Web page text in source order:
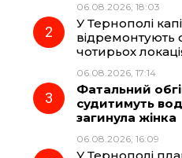
o
k
r
a
m
06.08.2026, 18:03
У Тернополі
відремонтують
чотирьох
06.08.2026, 17:14
Фатальний
судитимуть
загинула жінка
06.08.2026, 16:09